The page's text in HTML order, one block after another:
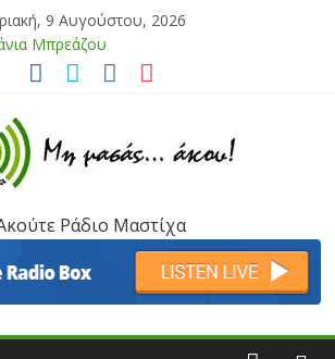
9 Αυγούστου, 2026
Τρυπιάς & Γιώργος Στρατάκης
Μασάδη
Μπρεάζου
Ράδιο Μαστίχα